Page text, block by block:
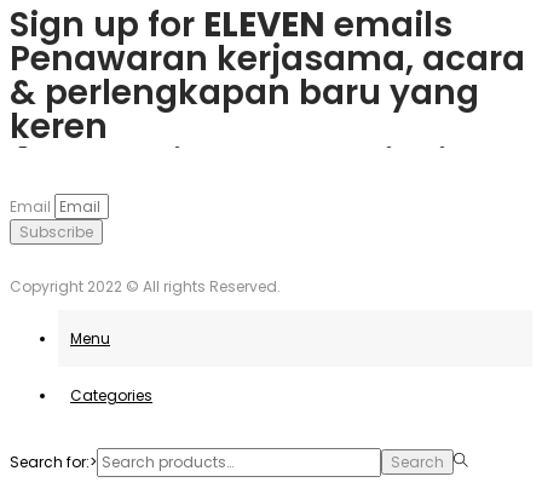
Sign up for ELEVEN emails
Penawaran kerjasama, acara
& perlengkapan baru yang
keren
Rasakan keseruan plinko slot
dan menangkan hadiah
nyata langsung dari ponsel
Mainkan 1win dan nikmati
berbagai bonus menarik dan
game populer.
Če obožujete vznemirjenje
igralnic, je
mesto. Uživajte v igrah in
Visita goobet y gana hoy. ¡Es
muy sencillo y divertido!
Email
Subscribe
Copyright 2022 © All rights Reserved.
Menu
Categories
Search for:> Search